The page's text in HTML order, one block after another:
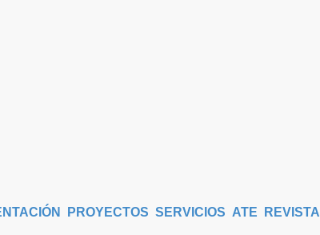
PROYECTOS SERVICIOS ATE REVISTA